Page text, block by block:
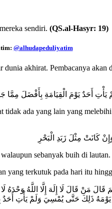
sendiri. (QS.al-Hasyr: 19)
@alhudapeduliyatim
akhirat. Pembacanya
يَوْمَ الْقِيَامَةِ بِأَفْضَلَ مِمَّا جَاءَ
tidak ada yang lain yang
كَانَتْ ‌مِثْلَ ‌زَبَدِ ‌الْبَحْرِ
sebanyak buih di lautan.
yang terkutuk pada hari itu
مَنْ قَالَ لَا إِلَهَ إِلَّا اللَّهُ
ذَلِكَ حَتَّى يُمْسِيَ وَلَمْ يَأْتِ أَحَدٌ